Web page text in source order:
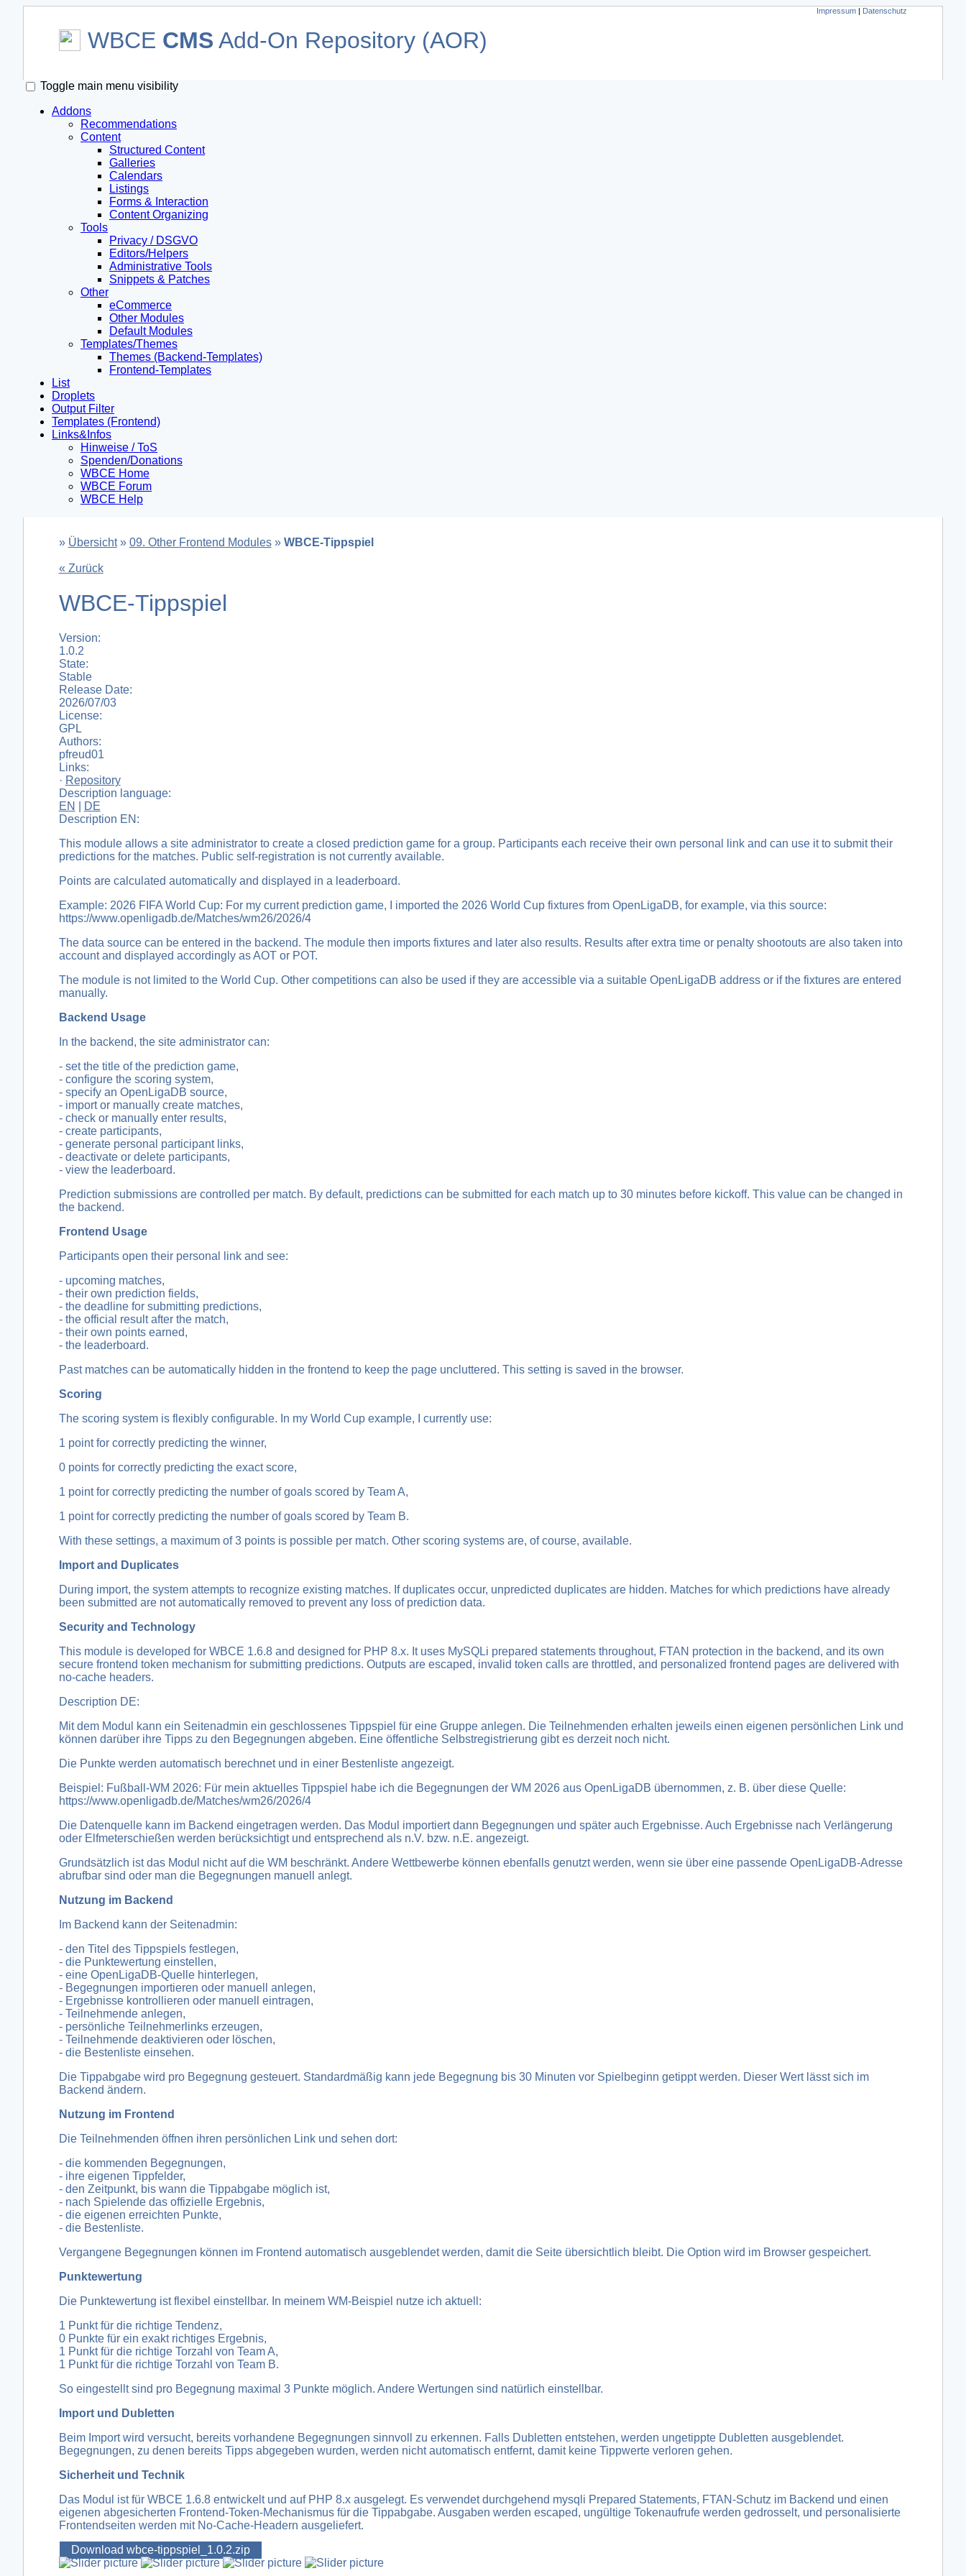
Impressum | Datenschutz
WBCE CMS Add-On Repository (AOR)
Toggle main menu visibility
Addons
Recommendations
Content
Structured Content
Galleries
Calendars
Listings
Forms & Interaction
Content Organizing
Tools
Privacy / DSGVO
Editors/Helpers
Administrative Tools
Snippets & Patches
Other
eCommerce
Other Modules
Default Modules
Templates/Themes
Themes (Backend-Templates)
Frontend-Templates
List
Droplets
Output Filter
Templates (Frontend)
Links&Infos
Hinweise / ToS
Spenden/Donations
WBCE Home
WBCE Forum
WBCE Help
» Übersicht» 09. Other Frontend Modules» WBCE-Tippspiel
« Zurück
WBCE-Tippspiel
Version:
1.0.2
State:
Stable
Release Date:
2026/07/03
License:
GPL
Authors:
pfreud01
Links:
· Repository
Description language:
EN
DE
Description EN:
This module allows a site administrator to create a closed prediction game for a group. Participants each receive their own personal link and can use it to submit their
predictions for the matches. Public self-registration is not currently available.
Points are calculated automatically and displayed in a leaderboard.
Example: 2026 FIFA World Cup: For my current prediction game, I imported the 2026 World Cup fixtures from OpenLigaDB, for example, via this source:
https://www.openligadb.de/Matches/wm26/2026/4
The data source can be entered in the backend. The module then imports fixtures and later also results. Results after extra time or penalty shootouts are also taken into
account and displayed accordingly as AOT or POT.
The module is not limited to the World Cup. Other competitions can also be used if they are accessible via a suitable OpenLigaDB address or if the fixtures are entered
manually.
Backend Usage
In the backend, the site administrator can:
- set the title of the prediction game,
- configure the scoring system,
- specify an OpenLigaDB source,
- import or manually create matches,
- check or manually enter results,
- create participants,
- generate personal participant links,
- deactivate or delete participants,
- view the leaderboard.
Prediction submissions are controlled per match. By default, predictions can be submitted for each match up to 30 minutes before kickoff. This value can be changed in
the backend.
Frontend Usage
Participants open their personal link and see:
- upcoming matches,
- their own prediction fields,
- the deadline for submitting predictions,
- the official result after the match,
- their own points earned,
- the leaderboard.
Past matches can be automatically hidden in the frontend to keep the page uncluttered. This setting is saved in the browser.
Scoring
The scoring system is flexibly configurable. In my World Cup example, I currently use:
1 point for correctly predicting the winner,
0 points for correctly predicting the exact score,
1 point for correctly predicting the number of goals scored by Team A,
1 point for correctly predicting the number of goals scored by Team B.
With these settings, a maximum of 3 points is possible per match. Other scoring systems are, of course, available.
Import and Duplicates
During import, the system attempts to recognize existing matches. If duplicates occur, unpredicted duplicates are hidden. Matches for which predictions have already
been submitted are not automatically removed to prevent any loss of prediction data.
Security and Technology
This module is developed for WBCE 1.6.8 and designed for PHP 8.x. It uses MySQLi prepared statements throughout, FTAN protection in the backend, and its own
secure frontend token mechanism for submitting predictions. Outputs are escaped, invalid token calls are throttled, and personalized frontend pages are delivered with
no-cache headers.
Description DE:
Mit dem Modul kann ein Seitenadmin ein geschlossenes Tippspiel für eine Gruppe anlegen. Die Teilnehmenden erhalten jeweils einen eigenen persönlichen Link und
können darüber ihre Tipps zu den Begegnungen abgeben. Eine öffentliche Selbstregistrierung gibt es derzeit noch nicht.
Die Punkte werden automatisch berechnet und in einer Bestenliste angezeigt.
Beispiel: Fußball-WM 2026: Für mein aktuelles Tippspiel habe ich die Begegnungen der WM 2026 aus OpenLigaDB übernommen, z. B. über diese Quelle:
https://www.openligadb.de/Matches/wm26/2026/4
Die Datenquelle kann im Backend eingetragen werden. Das Modul importiert dann Begegnungen und später auch Ergebnisse. Auch Ergebnisse nach Verlängerung
oder Elfmeterschießen werden berücksichtigt und entsprechend als n.V. bzw. n.E. angezeigt.
Grundsätzlich ist das Modul nicht auf die WM beschränkt. Andere Wettbewerbe können ebenfalls genutzt werden, wenn sie über eine passende OpenLigaDB-Adresse
abrufbar sind oder man die Begegnungen manuell anlegt.
Nutzung im Backend
Im Backend kann der Seitenadmin:
- den Titel des Tippspiels festlegen,
- die Punktewertung einstellen,
- eine OpenLigaDB-Quelle hinterlegen,
- Begegnungen importieren oder manuell anlegen,
- Ergebnisse kontrollieren oder manuell eintragen,
- Teilnehmende anlegen,
- persönliche Teilnehmerlinks erzeugen,
- Teilnehmende deaktivieren oder löschen,
- die Bestenliste einsehen.
Die Tippabgabe wird pro Begegnung gesteuert. Standardmäßig kann jede Begegnung bis 30 Minuten vor Spielbeginn getippt werden. Dieser Wert lässt sich im
Backend ändern.
Nutzung im Frontend
Die Teilnehmenden öffnen ihren persönlichen Link und sehen dort:
- die kommenden Begegnungen,
- ihre eigenen Tippfelder,
- den Zeitpunkt, bis wann die Tippabgabe möglich ist,
- nach Spielende das offizielle Ergebnis,
- die eigenen erreichten Punkte,
- die Bestenliste.
Vergangene Begegnungen können im Frontend automatisch ausgeblendet werden, damit die Seite übersichtlich bleibt. Die Option wird im Browser gespeichert.
Punktewertung
Die Punktewertung ist flexibel einstellbar. In meinem WM-Beispiel nutze ich aktuell:
1 Punkt für die richtige Tendenz,
0 Punkte für ein exakt richtiges Ergebnis,
1 Punkt für die richtige Torzahl von Team A,
1 Punkt für die richtige Torzahl von Team B.
So eingestellt sind pro Begegnung maximal 3 Punkte möglich. Andere Wertungen sind natürlich einstellbar.
Import und Dubletten
Beim Import wird versucht, bereits vorhandene Begegnungen sinnvoll zu erkennen. Falls Dubletten entstehen, werden ungetippte Dubletten ausgeblendet.
Begegnungen, zu denen bereits Tipps abgegeben wurden, werden nicht automatisch entfernt, damit keine Tippwerte verloren gehen.
Sicherheit und Technik
Das Modul ist für WBCE 1.6.8 entwickelt und auf PHP 8.x ausgelegt. Es verwendet durchgehend mysqli Prepared Statements, FTAN-Schutz im Backend und einen
eigenen abgesicherten Frontend-Token-Mechanismus für die Tippabgabe. Ausgaben werden escaped, ungültige Tokenaufrufe werden gedrosselt, und personalisierte
Frontendseiten werden mit No-Cache-Headern ausgeliefert.
Download wbce-tippspiel_1.0.2.zip